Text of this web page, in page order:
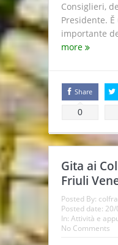
Consiglieri,
Presidente.
importante
more
Share
0
Gita ai
Friuli
Posted By:
Posted date:
In: Attività e
No Comments